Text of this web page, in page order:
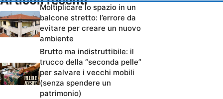
Moltiplicare lo spazio in un
balcone stretto: l’errore da
evitare per creare un nuovo
ambiente
Brutto ma indistruttibile: il
trucco della “seconda pelle”
per salvare i vecchi mobili
(senza spendere un
patrimonio)